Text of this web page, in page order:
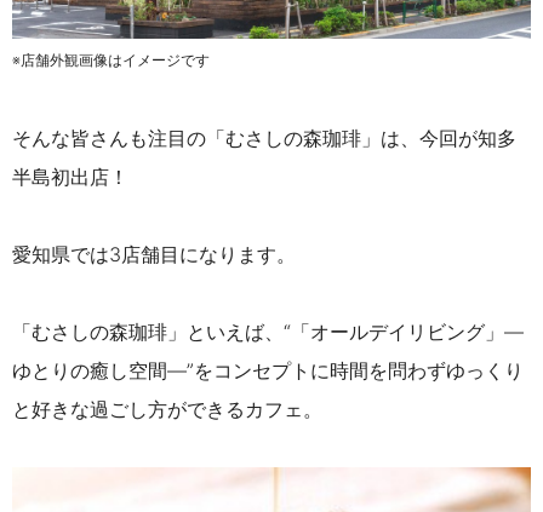
※店舗外観画像はイメージです
そんな皆さんも注目の「むさしの森珈琲」は、今回が知多
半島初出店！
愛知県では3店舗目になります。
「むさしの森珈琲」といえば、“「オールデイリビング」―
ゆとりの癒し空間―”をコンセプトに時間を問わずゆっくり
と好きな過ごし方ができるカフェ。